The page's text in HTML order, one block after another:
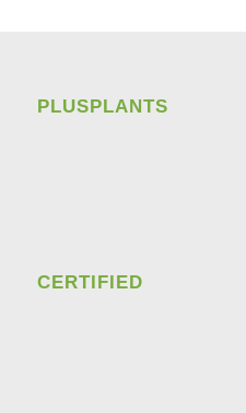
PLUSPLANTS
CERTIFIED